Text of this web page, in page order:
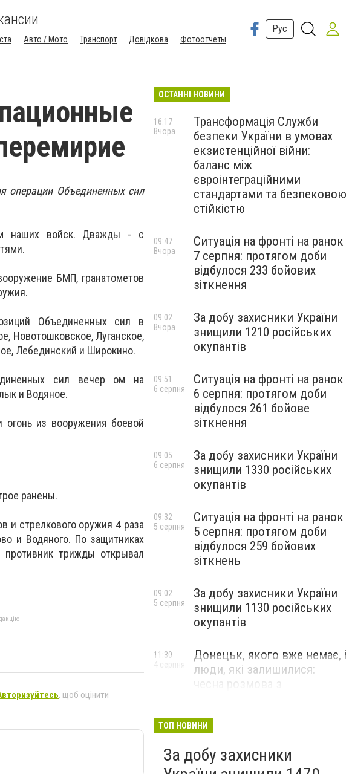
Авто / Мото Транспорт Довідкова Фотоотчеты
Рус
операции Объединенных сил
наших войск. Дважды - с
БМП, гранатометов
Объединенных сил в
Новотошковское, Луганское,
Лебединский и Широкино.
сил вечер ом на
и Водяное.
из вооружения боевой
ранены.
и стрелкового оружия 4 раза
и Водяного. По защитниках
трижды открывал
, щоб оцінити
ОСТАННІ НОВИНИ
Трансформація Служби
безпеки України в умовах
екзистенційної війни:
баланс між
євроінтеграційними
стандартами та безпековою
стійкістю
16:17
Вчора
Ситуація на фронті на ранок
7 серпня: протягом доби
відбулося 233 бойових
зіткнення
09:47
Вчора
За добу захисники України
знищили 1210 російських
окупантів
09:02
Вчора
Ситуація на фронті на ранок
6 серпня: протягом доби
відбулося 261 бойове
зіткнення
09:51
6 серпня
За добу захисники України
знищили 1330 російських
окупантів
09:05
6 серпня
Ситуація на фронті на ранок
5 серпня: протягом доби
відбулося 259 бойових
зіткнень
09:32
5 серпня
За добу захисники України
знищили 1130 російських
окупантів
09:02
5 серпня
Донецьк, якого вже немає, і
люди, які залишилися:
11:30
4 серпня
ТОП НОВИНИ
За добу захисники